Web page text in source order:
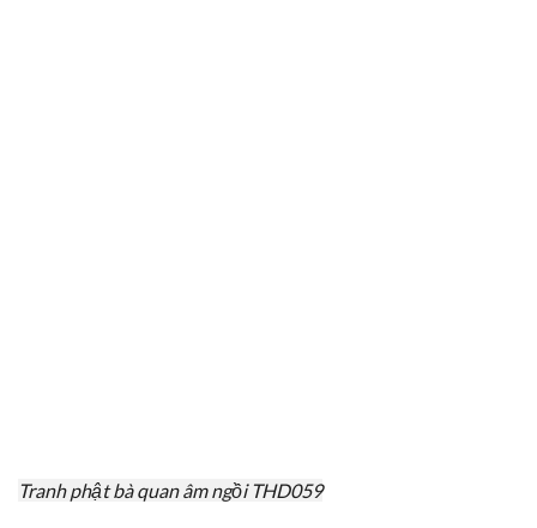
Tranh phật bà quan âm ngồi THD059